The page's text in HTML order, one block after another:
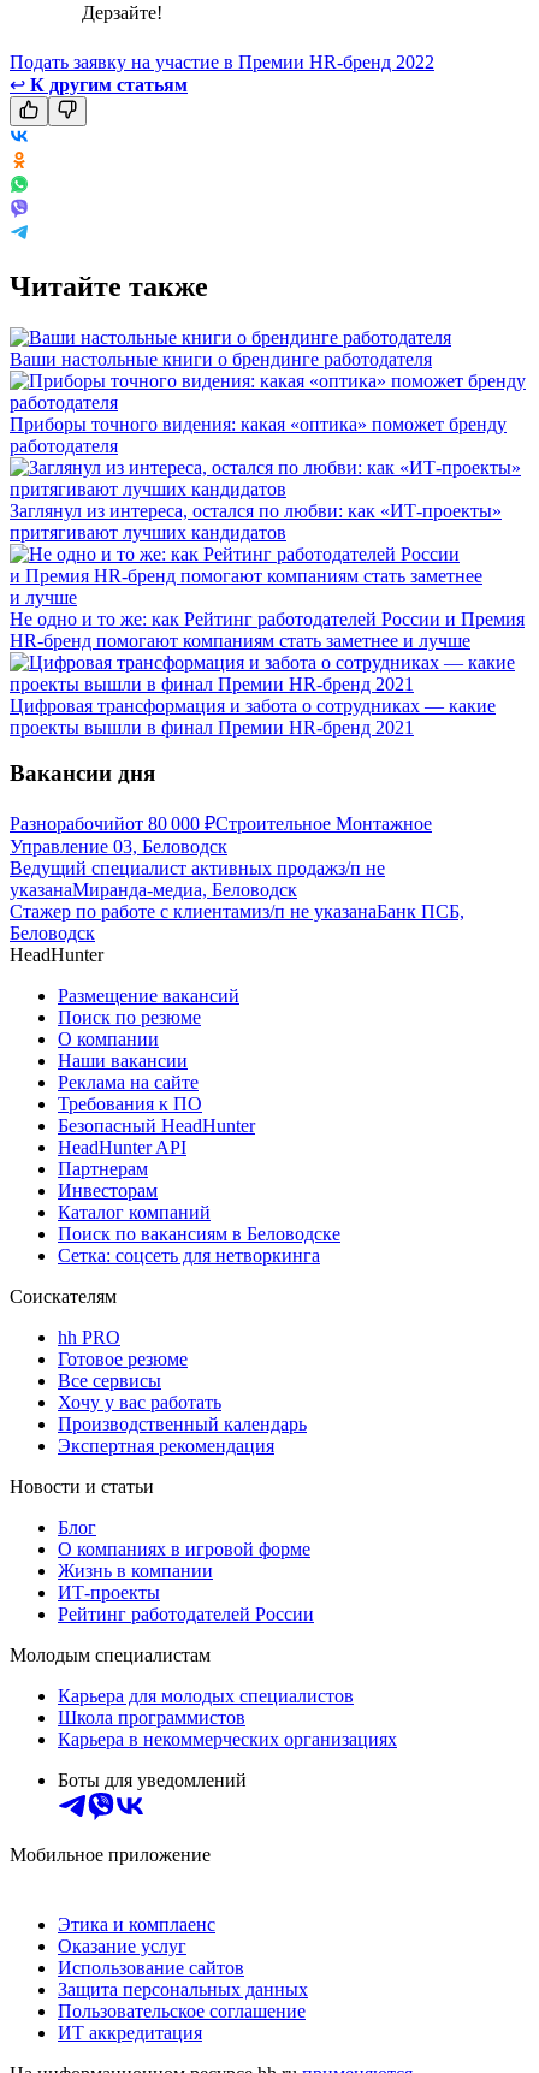
Дерзайте!
Подать заявку на участие в Премии HR-бренд 2022
↩ К другим статьям
Читайте также
Ваши настольные книги о брендинге работодателя
Приборы точного видения: какая «оптика» поможет бренду
работодателя
Заглянул из интереса, остался по любви: как «ИТ-проекты»
притягивают лучших кандидатов
Не одно и то же: как Рейтинг работодателей России и Премия
HR-бренд помогают компаниям стать заметнее и лучше
Цифровая трансформация и забота о сотрудниках — какие
проекты вышли в финал Премии HR-бренд 2021
Вакансии дня
Разнорабочийот 80 000 ₽Строительное Монтажное
Управление 03, Беловодск
Ведущий специалист активных продажз/п не
указанаМиранда-медиа, Беловодск
Стажер по работе с клиентамиз/п не указанаБанк ПСБ,
Беловодск
HeadHunter
Размещение вакансий
Поиск по резюме
О компании
Наши вакансии
Реклама на сайте
Требования к ПО
Безопасный HeadHunter
HeadHunter API
Партнерам
Инвесторам
Каталог компаний
Поиск по вакансиям в Беловодске
Сетка: соцсеть для нетворкинга
Соискателям
hh PRO
Готовое резюме
Все сервисы
Хочу у вас работать
Производственный календарь
Экспертная рекомендация
Новости и статьи
Блог
О компаниях в игровой форме
Жизнь в компании
ИТ-проекты
Рейтинг работодателей России
Молодым специалистам
Карьера для молодых специалистов
Школа программистов
Карьера в некоммерческих организациях
Боты для уведомлений
Мобильное приложение
Этика и комплаенс
Оказание услуг
Использование сайтов
Защита персональных данных
Пользовательское соглашение
ИТ аккредитация